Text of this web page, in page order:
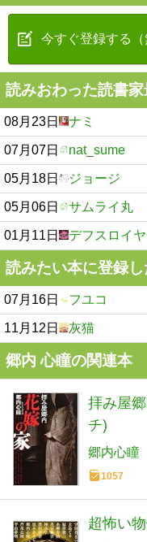
今すぐ登録する（
読みおわった読書
08月23日 ナミ
07月07日 nat_sume
05月18日 ジョージ
05月06日 サムライ丸
01月11日 デフスロイ
読みたい本に登録
07月16日 フユコ
11月12日 灰猫
郷内 心瞳の関連本
拝み屋
チ)
郷内心瞳
1057
超怖い